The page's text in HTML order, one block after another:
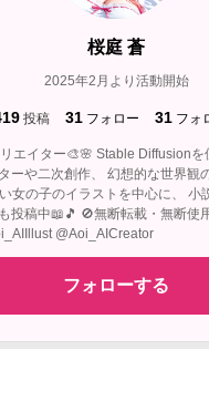
桜庭 蒼
2025年2月より活動開始
投稿 31 フォロー 31 フォ
エイター🎨🌸 Stable Diffusionを
ーや二次創作、 幻想的な世界観
女の子のイラストを中心に、 小
投稿中📖🎵 🚫無断転載・無断使
@Aoi_AICreator
フォローする